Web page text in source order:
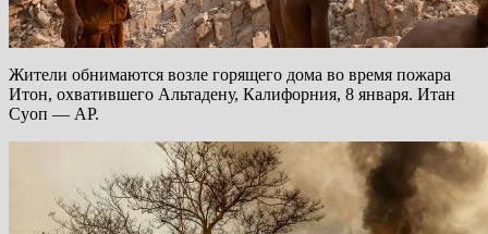
Жители обнимаются возле горящего дома во время пожара
Итон, охватившего Альтадену, Калифорния, 8 января. Итан
Суоп — AP.